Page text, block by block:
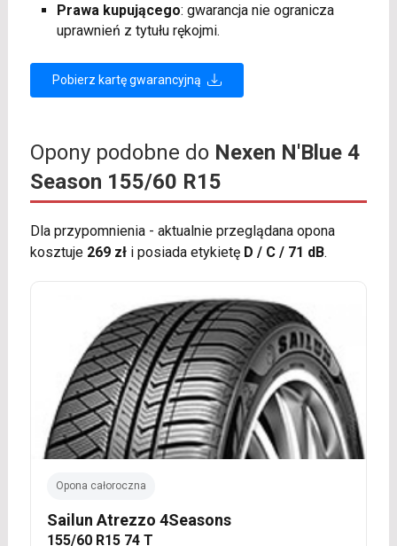
Prawa kupującego: gwarancja nie ogranicza
uprawnień z tytułu rękojmi.
Pobierz kartę gwarancyjną
Opony podobne do Nexen N'Blue 4
Season 155/60 R15
Dla przypomnienia - aktualnie przeglądana opona
kosztuje 269 złi posiada etykietę D / C / 71 dB.
Opona całoroczna
Sailun Atrezzo 4Seasons
155/60 R15 74 T